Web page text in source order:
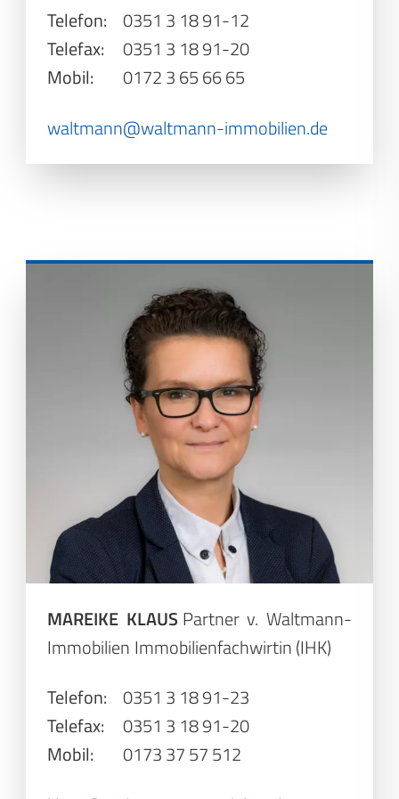
Telefon:
0351 3 18 91-12
Telefax:
0351 3 18 91-20
Mobil:
0172 3 65 66 65
waltmann@waltmann-immobilien.de
MAREIKE KLAUS Partner v. Waltmann-
Immobilien Immobilienfachwirtin (IHK)
Telefon:
0351 3 18 91-23
Telefax:
0351 3 18 91-20
Mobil:
0173 37 57 512